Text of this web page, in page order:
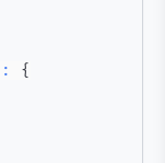
:
{